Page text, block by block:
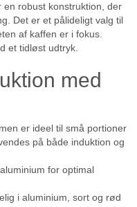
robust konstruktion, der
Det er et pålideligt valg til
af kaffen er i fokus.
et tidløst udtryk.
med
er ideel til små portioner
på både induktion og
for optimal
i aluminium, sort og rød